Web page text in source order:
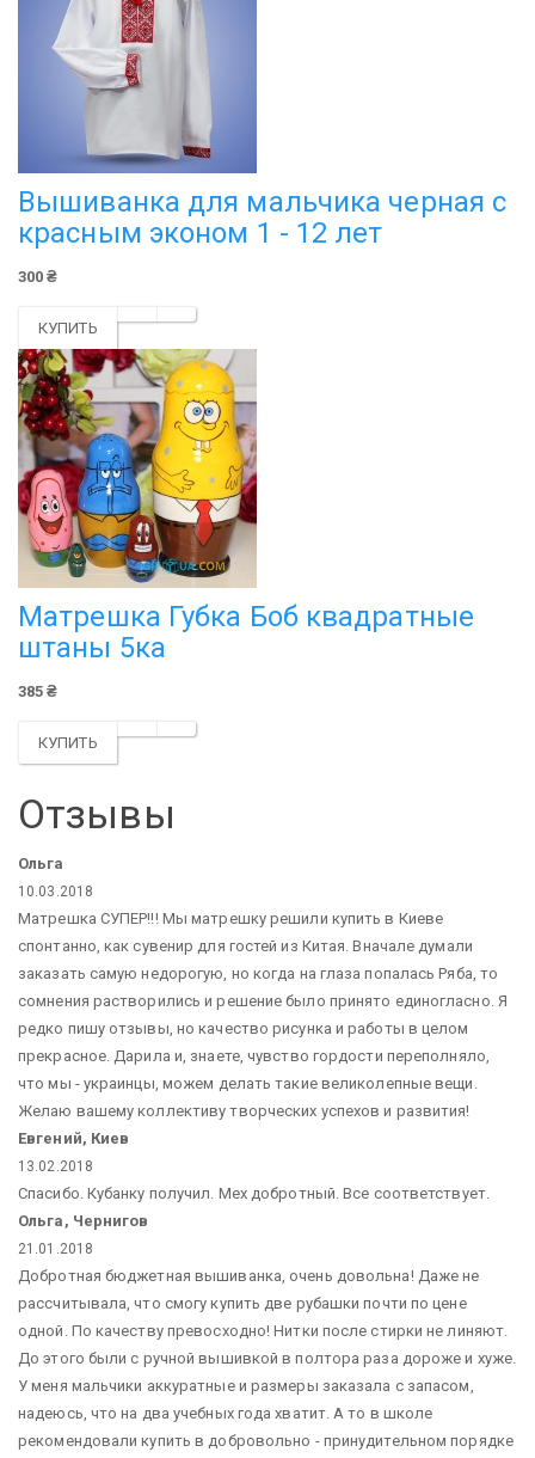
Вышиванка для мальчика черная с
красным эконом 1 - 12 лет
300 ₴
КУПИТЬ
Матрешка Губка Боб квадратные
штаны 5ка
385 ₴
КУПИТЬ
Отзывы
Ольга
10.03.2018
Матрешка СУПЕР!!! Мы матрешку решили купить в Киеве
спонтанно, как сувенир для гостей из Китая. Вначале думали
заказать самую недорогую, но когда на глаза попалась Ряба, то
сомнения растворились и решение было принято единогласно. Я
редко пишу отзывы, но качество рисунка и работы в целом
прекрасное. Дарила и, знаете, чувство гордости переполняло,
что мы - украинцы, можем делать такие великолепные вещи.
Желаю вашему коллективу творческих успехов и развития!
Евгений, Киев
13.02.2018
Спасибо. Кубанку получил. Мех добротный. Все соответствует.
Ольга, Чернигов
21.01.2018
Добротная бюджетная вышиванка, очень довольна! Даже не
рассчитывала, что смогу купить две рубашки почти по цене
одной. По качеству превосходно! Нитки после стирки не линяют.
До этого были с ручной вышивкой в полтора раза дороже и хуже.
У меня мальчики аккуратные и размеры заказала с запасом,
надеюсь, что на два учебных года хватит. А то в школе
рекомендовали купить в добровольно - принудительном порядке